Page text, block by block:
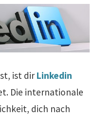
ist dir Linkedin
Die internationale
dich nach